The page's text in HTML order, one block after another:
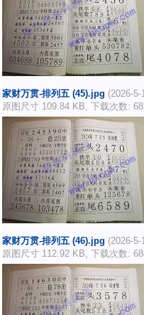
家财万贯-排列五 (45).jpg (2026-
原图尺寸 109.84 KB, 下载次数:
家财万贯-排列五 (46).jpg (2026-
原图尺寸 112.92 KB, 下载次数: